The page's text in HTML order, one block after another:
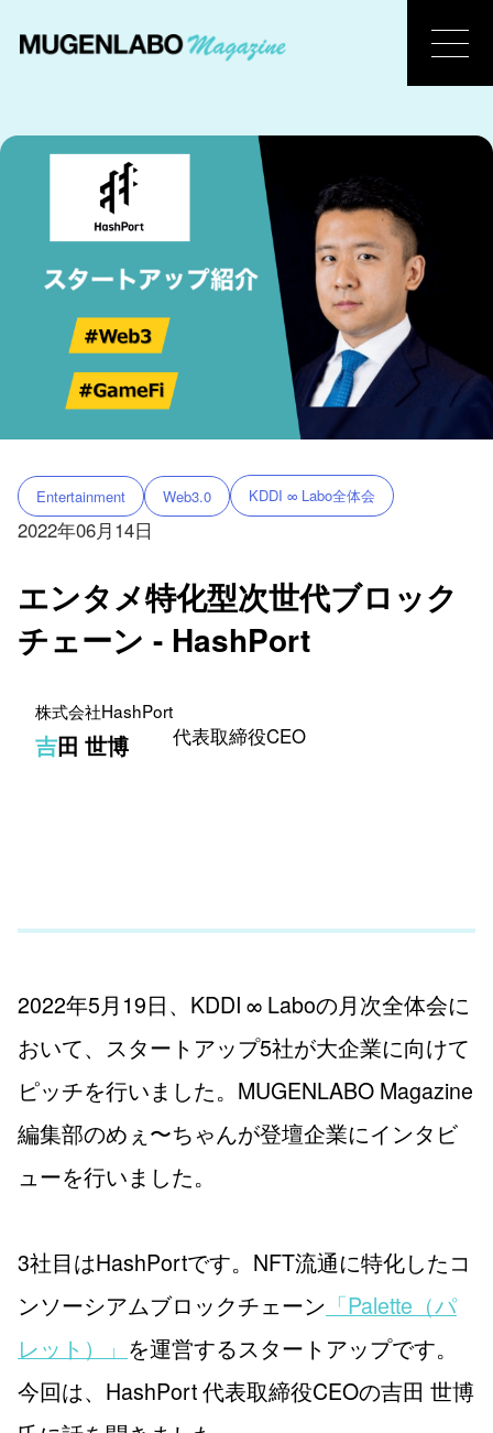
Entertainment Web3.0 KDDI ∞ Labo全体会
2022年06月14日
エンタメ特化型次世代ブロック
チェーン - HashPort
株式会社HashPort
吉田 世博 代表取締役CEO
2022年5月19日、KDDI ∞ Laboの月次全体会に
おいて、スタートアップ5社が大企業に向けて
ピッチを行いました。MUGENLABO Magazine
編集部のめぇ〜ちゃんが登壇企業にインタビ
ューを行いました。
3社目はHashPortです。NFT流通に特化したコ
ンソーシアムブロックチェーン 「Palette（パ
レット）」 を運営するスタートアップです。
今回は、HashPort 代表取締役CEOの吉田 世博